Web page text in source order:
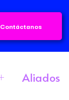
Contáctanos
Aliados